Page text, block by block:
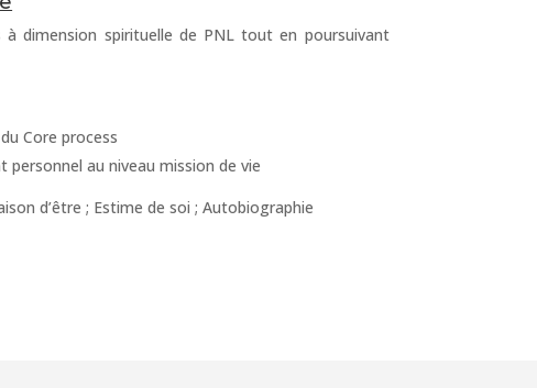
dimension spirituelle de PNL tout en poursuivant
Core process
personnel au niveau mission de vie
d’être ; Estime de soi ; Autobiographie